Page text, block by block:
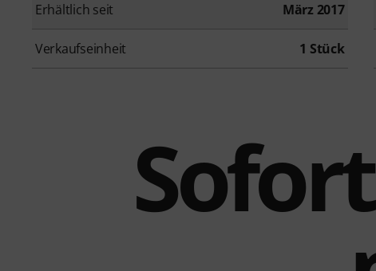
Erhältlich seit März 2017
Verkaufseinheit 1 Stück